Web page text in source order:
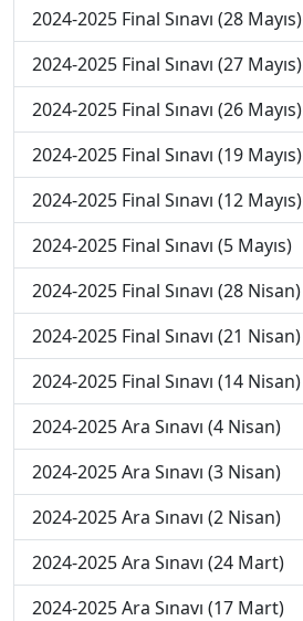
2024-2025 Final Sınavı (28 Mayıs)
2024-2025 Final Sınavı (27 Mayıs)
2024-2025 Final Sınavı (26 Mayıs)
2024-2025 Final Sınavı (19 Mayıs)
2024-2025 Final Sınavı (12 Mayıs)
2024-2025 Final Sınavı (5 Mayıs)
2024-2025 Final Sınavı (28 Nisan)
2024-2025 Final Sınavı (21 Nisan)
2024-2025 Final Sınavı (14 Nisan)
2024-2025 Ara Sınavı (4 Nisan)
2024-2025 Ara Sınavı (3 Nisan)
2024-2025 Ara Sınavı (2 Nisan)
2024-2025 Ara Sınavı (24 Mart)
2024-2025 Ara Sınavı (17 Mart)